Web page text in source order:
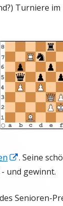
Turniere im
In
neuem
öffnen
. Seine
- und gewinnt.
Senioren-